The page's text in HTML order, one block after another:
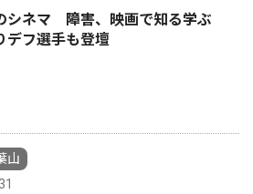
シネマ 障害、映画で知る学ぶ
デフ選手も登壇
山